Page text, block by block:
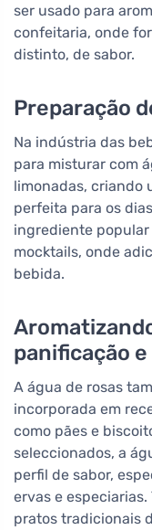
ser usado para
confeitaria, onde
distinto, de sabor.
Preparação
Na indústria das
para misturar com
limonadas, criando
perfeita para os
ingrediente
mocktails, onde
bebida.
panificação
A água de rosas
incorporada em
como pães e
seleccionados, a
perfil de sabor,
ervas e
pratos tradicionais